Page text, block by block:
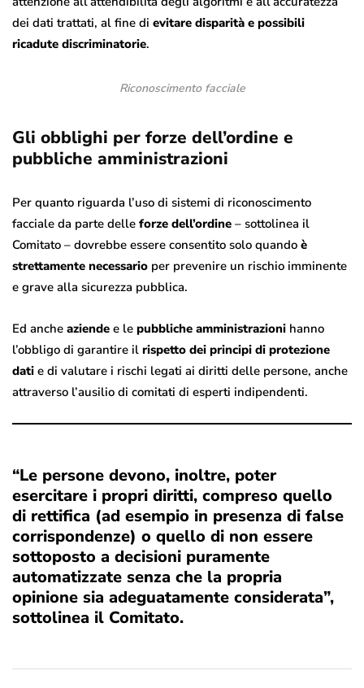
dei dati trattati, al fine di evitare disparità e possibili
ricadute discriminatorie.
Riconoscimento facciale
Gli obblighi per forze dell’ordine e
pubbliche amministrazioni
Per quanto riguarda l’uso di sistemi di riconoscimento
facciale da parte delle forze dell’ordine – sottolinea il
Comitato – dovrebbe essere consentito solo quando è
strettamente necessario per prevenire un rischio imminente
e grave alla sicurezza pubblica.
Ed anche aziende e le pubbliche amministrazioni hanno
l’obbligo di garantire il rispetto dei principi di protezione
dati e di valutare i rischi legati ai diritti delle persone, anche
attraverso l’ausilio di comitati di esperti indipendenti.
“Le persone devono, inoltre, poter
esercitare i propri diritti, compreso quello
di rettifica (ad esempio in presenza di false
corrispondenze) o quello di non essere
sottoposto a decisioni puramente
automatizzate senza che la propria
opinione sia adeguatamente considerata”,
sottolinea il Comitato.